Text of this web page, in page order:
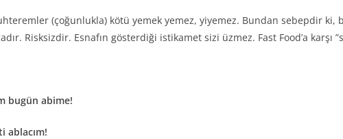
(çoğunlukla) kötü yemek yemez, yiyemez. Bundan sebepdir
Risksizdir. Esnafın gösterdiği istikamet sizi üzmez. Fast Food’a karşı
bugün abime!
ablacım!